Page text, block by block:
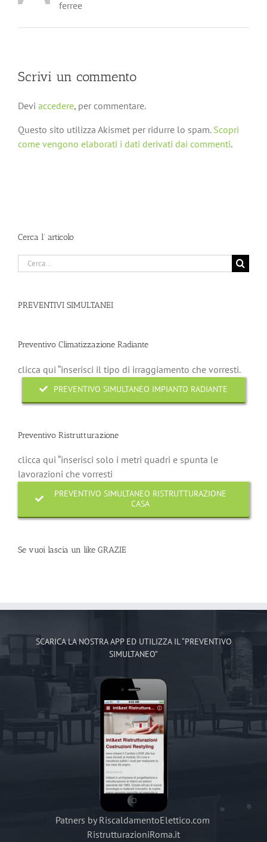
ferree
Scrivi un commento
Devi accedere, per commentare.
Questo sito utilizza Akismet per ridurre lo spam. Scopri
come vengono elaborati i dati derivati dai commenti.
Cerca l’ articolo
Cerca
PREVENTIVI SIMULTANEI
Preventivo Climatizzazione Radiante
clicca qui “inserisci il tipo di irraggiamento che vorresti.
PREVENTIVO SIMULTANEO IMPIANTO RADIANTE
Preventivo Ristrutturazione
clicca qui “inserisci solo i metri quadri e spunta le
lavorazioni che vorresti
PREVENTIVO SIMULTANEO RISTRUTTURAZIONE
CASA
Se vuoi lascia un like GRAZIE
SCARICA LA NOSTRA APP ED UTILIZZA IL “PREVENTIVO
SIMULTANEO”
Patners by RiscaldamentoElettico.com
RistrutturazioniRoma.it